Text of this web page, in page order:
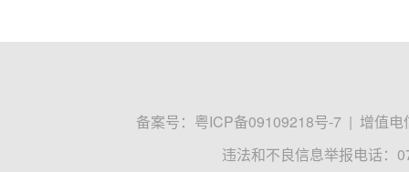
备案号： 粤ICP备09109218号-7 | 增值电
违法和不良信息举报电话：